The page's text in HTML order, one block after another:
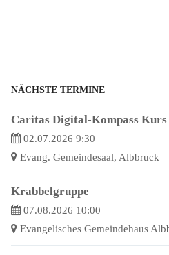
NÄCHSTE TERMINE
Caritas Digital-Kompass
02.07.2026 9:30
Evang. Gemeindesaal, Albbruck
Krabbelgruppe
07.08.2026 10:00
Evangelisches Gemeindehaus